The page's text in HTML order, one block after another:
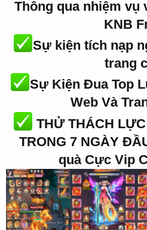
Thông qua nhiệm vụ
KNB
Sự kiện tích nạp
trang
Sự Kiện Đua Top
Web Và
THỬ THÁCH
TRONG 7 NGÀY
quà Cực Vip